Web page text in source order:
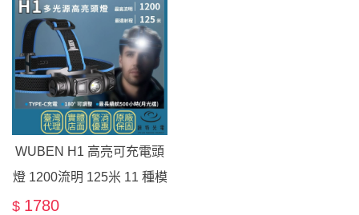
WUBEN H1 高亮可充電頭
燈 1200流明 125米 11 種模
式 180° 可調式 紅燈 適用於
$ 1780